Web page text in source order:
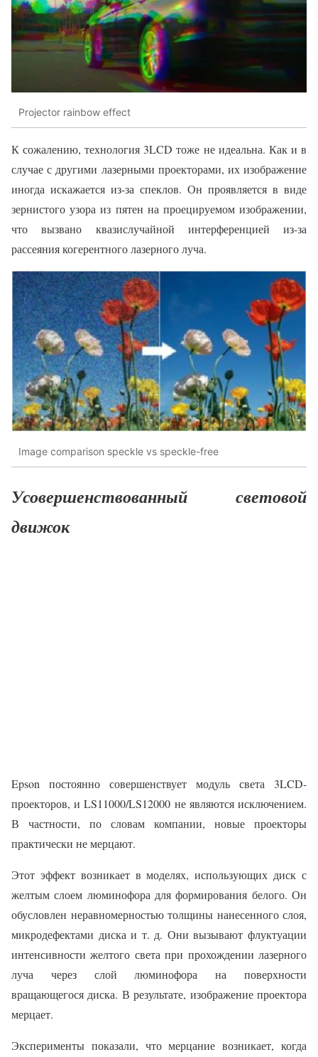
Projector rainbow effect
К сожалению, технология 3LCD тоже не идеальна. Как и в
случае с другими лазерными проекторами, их изображение
иногда искажается из-за спеклов. Он проявляется в виде
зернистого узора из пятен на проецируемом изображении,
что вызвано квазислучайной интерференцией из-за
рассеяния когерентного лазерного луча.
Image comparison speckle vs speckle-free
Усовершенствованный световой
движок
Epson постоянно совершенствует модуль света 3LCD-
проекторов, и LS11000/LS12000 не являются исключением.
В частности, по словам компании, новые проекторы
практически не мерцают.
Этот эффект возникает в моделях, использующих диск с
желтым слоем люминофора для формирования белого. Он
обусловлен неравномерностью толщины нанесенного слоя,
микродефектами диска и т. д. Они вызывают флуктуации
интенсивности желтого света при прохождении лазерного
луча через слой люминофора на поверхности
вращающегося диска. В результате, изображение проектора
мерцает.
Эксперименты показали, что мерцание возникает, когда